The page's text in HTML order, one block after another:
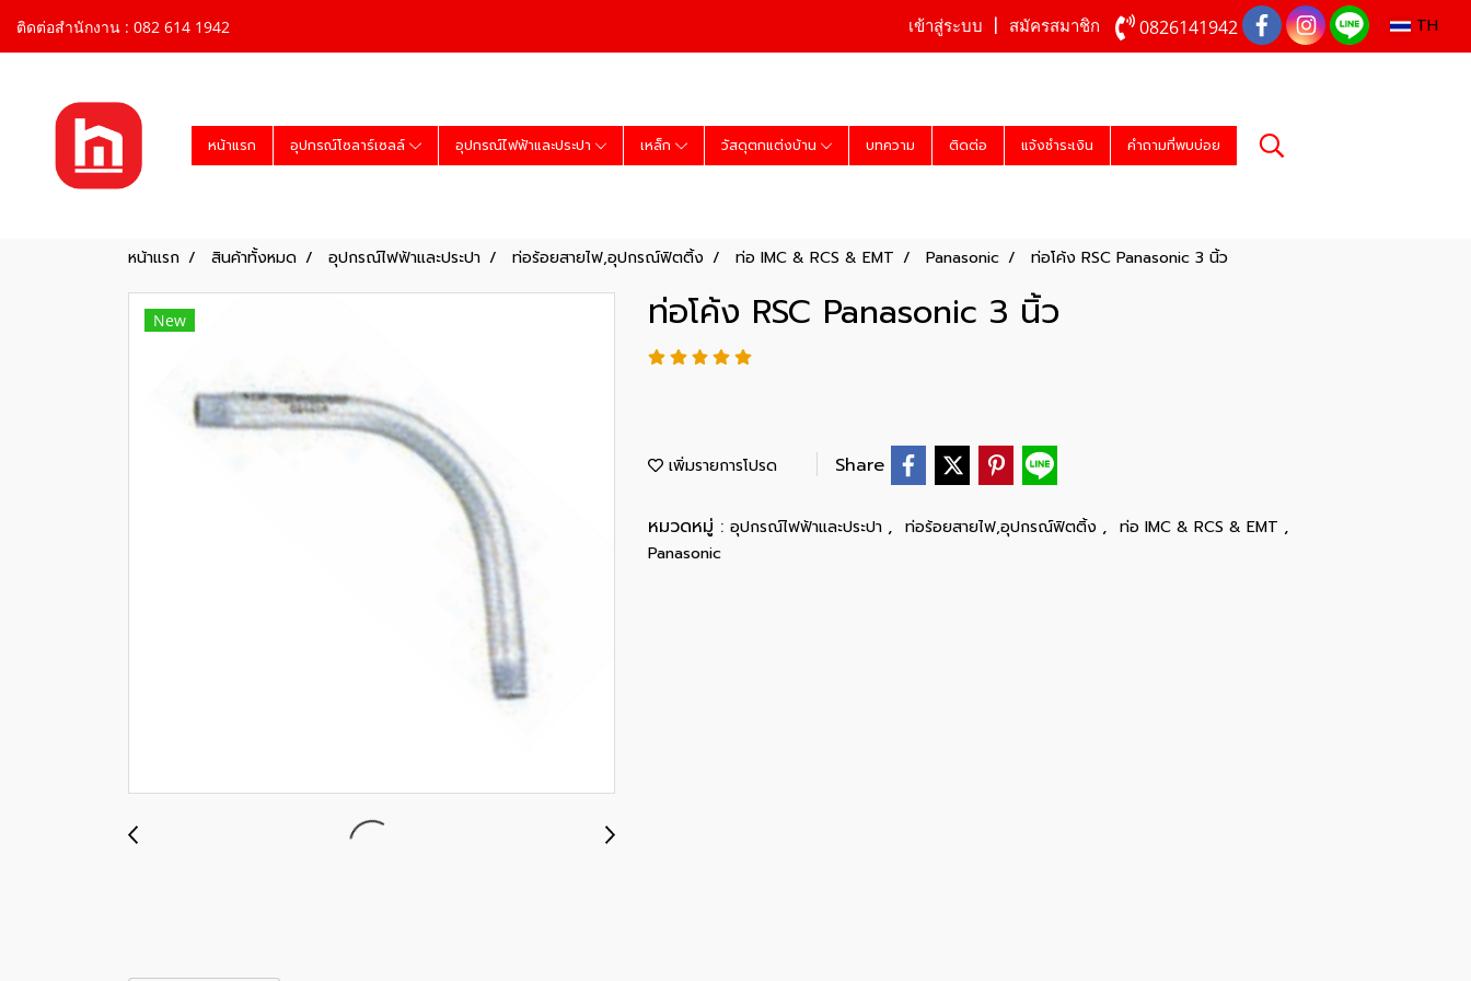
ติดต่อสำนักงาน : 082 614 1942 เข้าสู่ระบบ สมัครสมาชิก 0826141942 TH
หน้าแรก อุปกรณ์โซลาร์เซลล์ อุปกรณ์ไฟฟ้าและประปา เหล็ก วัสดุตกแต่งบ้าน บทความ ติดต่อ แจ้งชำระเงิน คำถามที่พบบ่อย
หน้าแรก สินค้าทั้งหมด อุปกรณ์ไฟฟ้าและประปา ท่อร้อยสายไฟ,อุปกรณ์ฟิตติ้ง ท่อ IMC & RCS & EMT Panasonic ท่อโค้ง RSC Panasonic 3 นิ้ว
New ท่อโค้ง RSC Panasonic 3 นิ้ว
เพิ่มรายการโปรด Share
หมวดหมู่ : อุปกรณ์ไฟฟ้าและประปา , ท่อร้อยสายไฟ,อุปกรณ์ฟิตติ้ง , ท่อ IMC & RCS & EMT ,
Panasonic